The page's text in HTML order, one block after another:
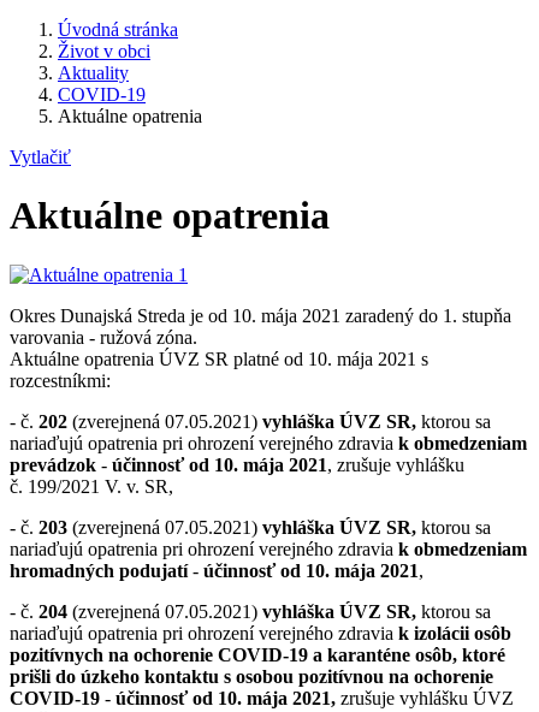
Úvodná stránka
Život v obci
Aktuality
COVID-19
Aktuálne opatrenia
Vytlačiť
Aktuálne opatrenia
Okres Dunajská Streda je od 10. mája 2021 zaradený do 1. stupňa
varovania - ružová zóna.
Aktuálne opatrenia ÚVZ SR platné od 10. mája 2021 s
rozcestníkmi:
- č. 202 (zverejnená 07.05.2021) vyhláška ÚVZ SR, ktorou sa
nariaďujú opatrenia pri ohrození verejného zdravia k obmedzeniam
prevádzok - účinnosť od 10. mája 2021, zrušuje vyhlášku
č. 199/2021 V. v. SR,
- č. 203 (zverejnená 07.05.2021) vyhláška ÚVZ SR, ktorou sa
nariaďujú opatrenia pri ohrození verejného zdravia k obmedzeniam
hromadných podujatí- účinnosť od 10. mája 2021,
- č. 204 (zverejnená 07.05.2021) vyhláška ÚVZ SR, ktorou sa
nariaďujú opatrenia pri ohrození verejného zdravia k izolácii osôb
pozitívnych na ochorenie COVID-19 a karanténe osôb, ktoré
prišli do úzkeho kontaktu s osobou pozitívnou na ochorenie
COVID-19 - účinnosť od 10. mája 2021, zrušuje vyhlášku ÚVZ